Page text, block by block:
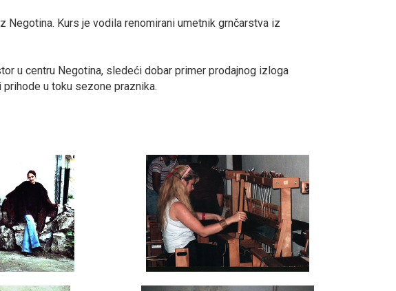
Kurs je vodila renomirani umetnik grnčarstva iz
u centru Negotina, sledeći dobar primer prodajnog izloga
u toku sezone praznika.